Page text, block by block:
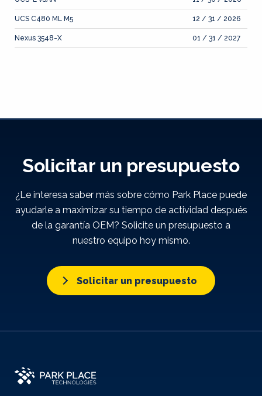
UCS C480 ML M5 12 / 31 / 2026
Nexus 3548-X 01 / 31 / 2027
Solicitar un presupuesto
¿Le interesa saber más sobre cómo Park Place puede
ayudarle a maximizar su tiempo de actividad después
de la garantía OEM? Solicite un presupuesto a
nuestro equipo hoy mismo.
Solicitar un presupuesto